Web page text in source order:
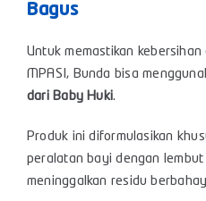
Bagus
Untuk memastikan
MPASI, Bunda bisa
dari Baby Huki.
Produk ini diformulasikan
peralatan bayi dengan
meninggalkan residu